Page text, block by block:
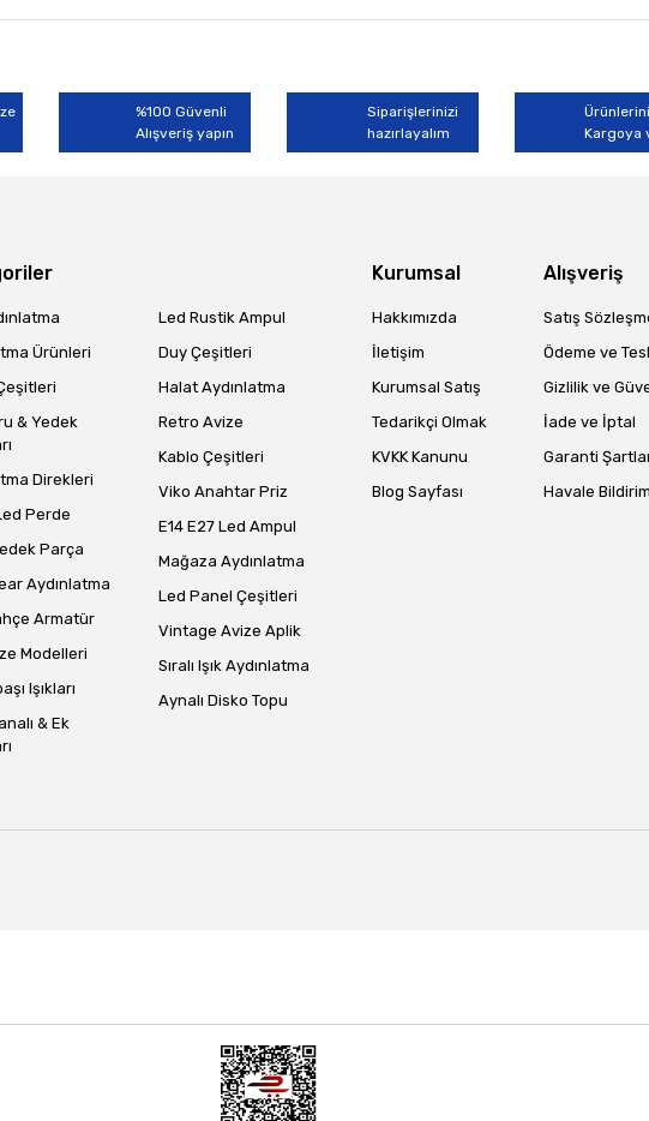
ve diğer konularda yetersiz gördüğünüz noktaları öneri formunu kullanarak
%100 Güvenli
Alışveriş yapın
Siparişlerinizi
hazırlayalım
Kargoya
Ürünleri
& Yedek
Direkleri
Perde
Parça
Aydınlatma
Armatür
Modelleri
Işıkları
& Ek
Led Rustik Ampul
Duy Çeşitleri
Halat Aydınlatma
Retro Avize
Kablo Çeşitleri
Viko Anahtar Priz
E14 E27 Led Ampul
Mağaza Aydınlatma
Led Panel Çeşitleri
Vintage Avize Aplik
Sıralı Işık Aydınlatma
Aynalı Disko Topu
Kurumsal
Hakkımızda
İletişim
Kurumsal Satış
Tedarikçi Olmak
KVKK Kanunu
Blog Sayfası
Alışveriş
Satış
Ödeme ve
Gizlilik ve
İade ve İptal
Garanti
Havale